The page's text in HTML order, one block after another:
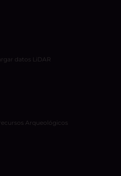
datos LiDAR
Arqueológicos